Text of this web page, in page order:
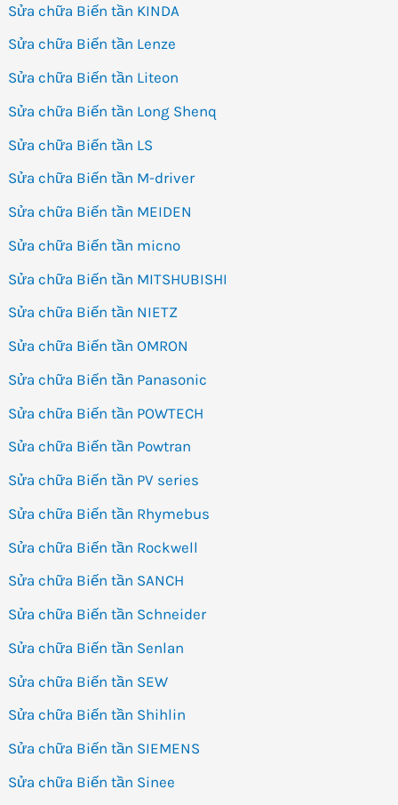
Sửa chữa Biến tần KINDA
Sửa chữa Biến tần Lenze
Sửa chữa Biến tần Liteon
Sửa chữa Biến tần Long Shenq
Sửa chữa Biến tần LS
Sửa chữa Biến tần M-driver
Sửa chữa Biến tần MEIDEN
Sửa chữa Biến tần micno
Sửa chữa Biến tần MITSHUBISHI
Sửa chữa Biến tần NIETZ
Sửa chữa Biến tần OMRON
Sửa chữa Biến tần Panasonic
Sửa chữa Biến tần POWTECH
Sửa chữa Biến tần Powtran
Sửa chữa Biến tần PV series
Sửa chữa Biến tần Rhymebus
Sửa chữa Biến tần Rockwell
Sửa chữa Biến tần SANCH
Sửa chữa Biến tần Schneider
Sửa chữa Biến tần Senlan
Sửa chữa Biến tần SEW
Sửa chữa Biến tần Shihlin
Sửa chữa Biến tần SIEMENS
Sửa chữa Biến tần Sinee